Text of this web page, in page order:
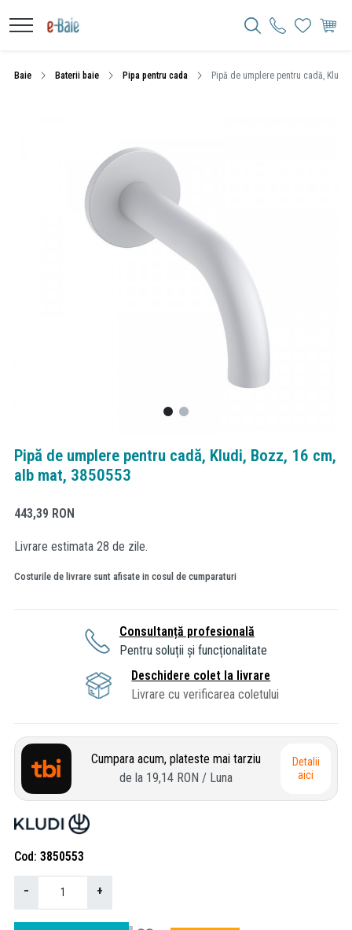
Baie Baterii baie Pipa pentru cada Pipă de umplere pentru cadă, Kludi,
Pipă de umplere pentru cadă, Kludi, Bozz, 16 cm,
alb mat, 3850553
443,39 RON
Livrare estimata 28 de zile.
Costurile de livrare sunt afisate in cosul de cumparaturi
Consultanță profesională
Pentru soluții și funcționalitate
Deschidere colet la livrare
Livrare cu verificarea coletului
Cumpara acum, plateste mai tarziu
de la 19,14 RON / Luna
Detalii
aici
Cod 3850553
− +